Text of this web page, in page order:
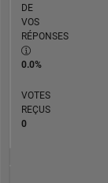
DE
VOS
RÉPONSES
0.0%
VOTES
REÇUS
0